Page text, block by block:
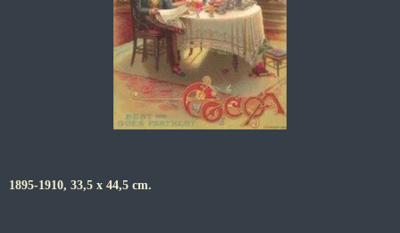
1895-1910, 33,5 x 44,5 cm.